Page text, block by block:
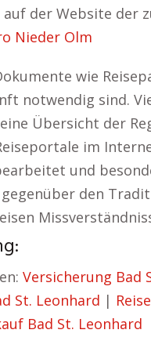
auf der Website der
Nieder Olm
wie
notwendig sind.
Übersicht der
im
und
den
Versicherung Bad
St. Leonhard |
Bad St. Leonhard